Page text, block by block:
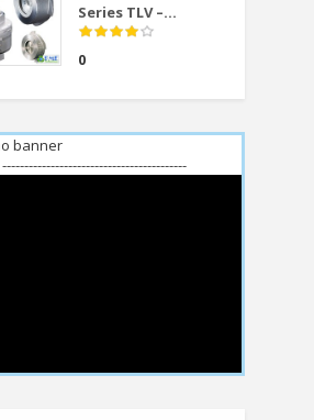
Series TLV –...
0
------------------------------------------